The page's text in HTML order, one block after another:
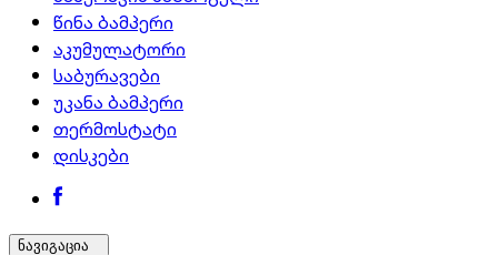
წინა ბამპერი
აკუმულატორი
საბურავები
უკანა ბამპერი
თერმოსტატი
დისკები
ნავიგაცია